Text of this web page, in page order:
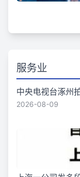
服务业
中央电视台涿州
2026-08-09